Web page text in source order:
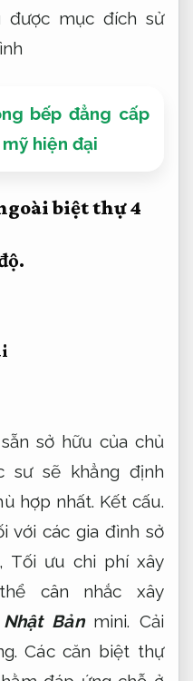
được mục đích sử
bếp đẳng cấp
hiện đại
biệt thự 4
sở hữu của chủ
sư sẽ khẳng định
hợp nhất. Kết cấu.
với các gia đình sở
Tối ưu chi phí xây
cân nhắc xây
Bảnmini. Cải
Các căn biệt thự